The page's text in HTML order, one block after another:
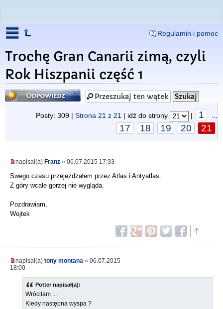
Regulamin i pomoc
Trochę Gran Canarii zimą, czyli
Rok Hiszpanii część 1
Odpowiedz
Posty: 309 | Strona 21 z 21 | idź do strony | 1
17 18 19 20 21
napisał(a) Franz » 06.07.2015 17:33
Swego czasu przejeżdżałem przez Atlas i Antyatlas.
Z góry wcale gorzej nie wygląda.
Pozdrawiam,
Wojtek
napisał(a) tony montana » 06.07.2015
18:00
Potter napisał(a):
Wróciłam ...
Kiedy następna wyspa ?